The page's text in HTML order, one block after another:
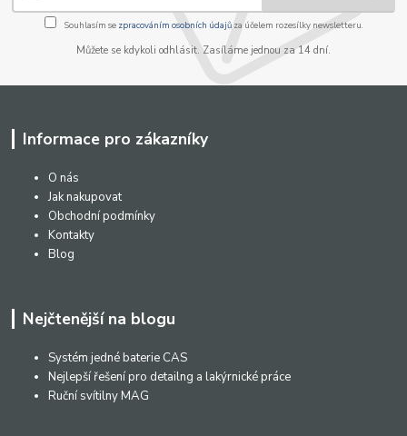
Souhlasím se zpracováním osobních údajůza účelem rozesílky newsletteru.
Můžete se kdykoli odhlásit. Zasíláme jednou za 14 dní.
Informace pro zákazníky
O nás
Jak nakupovat
Obchodní podmínky
Kontakty
Blog
Nejčtenější na blogu
Systém jedné baterie CAS
Nejlepší řešení pro detailng a lakýrnické práce
Ruční svítilny MAG